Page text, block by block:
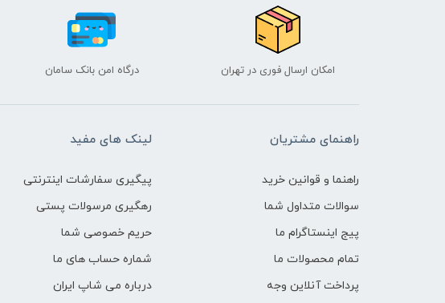
امکان ارسال فوری در تهران درگاه امن بانک سامان
راهنمای مشتریان
راهنما و قوانین خرید
سوالات متداول شما
پیج اینستاگرام ما
تمام محصولات ما
پرداخت آنلاین وجه
لینک های مفید
پیگیری سفارشات اینترنتی
رهگیری مرسولات پستی
حریم خصوصی شما
شماره حساب های ما
درباره می شاپ ایران